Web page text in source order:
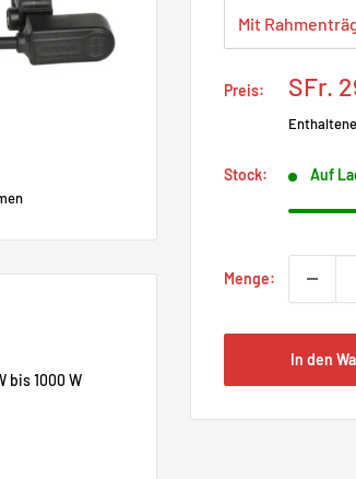
Preis:
Prix
SFr.
Stock: Auf
Menge:
In den
bis 1000 W